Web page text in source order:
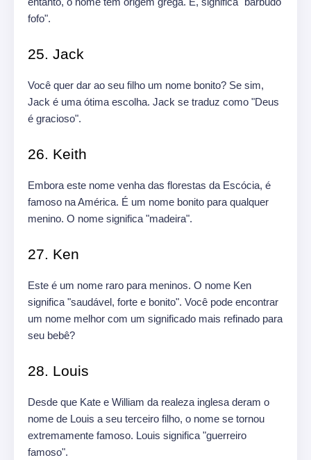
fofo".
25. Jack
Você quer dar ao seu filho um nome bonito? Se sim,
Jack é uma ótima escolha. Jack se traduz como "Deus
é gracioso".
26. Keith
Embora este nome venha das florestas da Escócia, é
famoso na América. É um nome bonito para qualquer
menino. O nome significa "madeira".
27. Ken
Este é um nome raro para meninos. O nome Ken
significa "saudável, forte e bonito". Você pode encontrar
um nome melhor com um significado mais refinado para
seu bebê?
28. Louis
Desde que Kate e William da realeza inglesa deram o
nome de Louis a seu terceiro filho, o nome se tornou
extremamente famoso. Louis significa "guerreiro
famoso".